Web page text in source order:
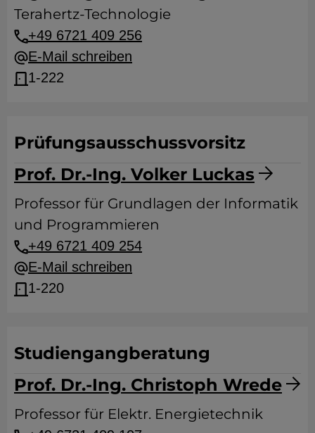
Terahertz-Technologie
+49 6721 409 256
E-Mail schreiben
1-222
Prof. Dr.-Ing. Volker Luckas
Prüfungsausschussvorsitz
Professor für Grundlagen der Informatik
und Programmieren
+49 6721 409 254
E-Mail schreiben
1-220
Prof. Dr.-Ing. Christoph Wrede
Studiengangberatung
Professor für Elektr. Energietechnik